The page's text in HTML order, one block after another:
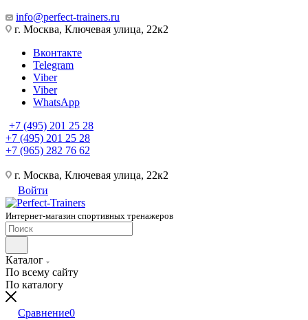
info@perfect-trainers.ru
г. Москва, Ключевая улица, 22к2
Вконтакте
Telegram
Viber
Viber
WhatsApp
+7 (495) 201 25 28
+7 (495) 201 25 28
+7 (965) 282 76 62
г. Москва, Ключевая улица, 22к2
Войти
Интернет-магазин спортивных тренажеров
Каталог
По всему сайту
По каталогу
Сравнение0